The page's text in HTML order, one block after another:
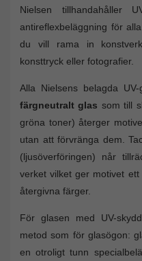
Nielsen tillhandahåller
antireflexbeläggning för
du vill rama in
konsttryck eller fotografier.
Alla Nielsens belagda
färgneutralt glas som till
gröna toner) återger
utan att förvränga dem.
(ljusöverföringen) når
verket vilket ger motivet
återgivna färger.
För glasen med UV-
metod som för glasögon:
en otroligt tunn